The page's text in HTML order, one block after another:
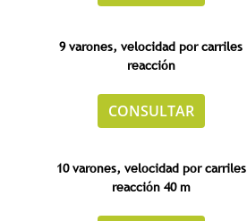
9 varones, velocidad por carriles
reacción
CONSULTAR
10 varones, velocidad por carriles
reacción 40 m